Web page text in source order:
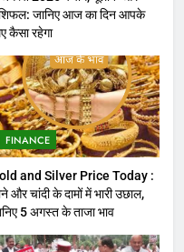
जानिए आज का दिन आपके
कैसा रहेगा
FINANCE
and Silver Price Today :
और चांदी के दामों में भारी उछाल,
5 अगस्त के ताजा भाव